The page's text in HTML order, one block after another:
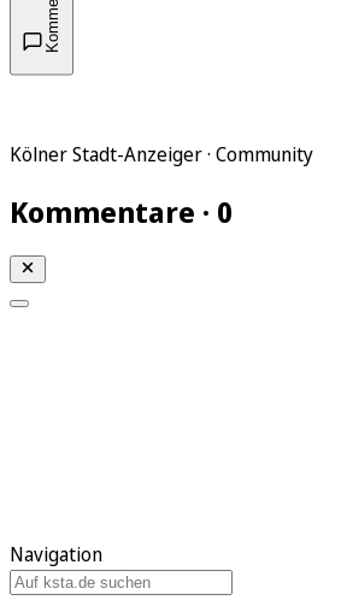
Kölner Stadt-Anzeiger · Community
Kommentare · 0
Navigation